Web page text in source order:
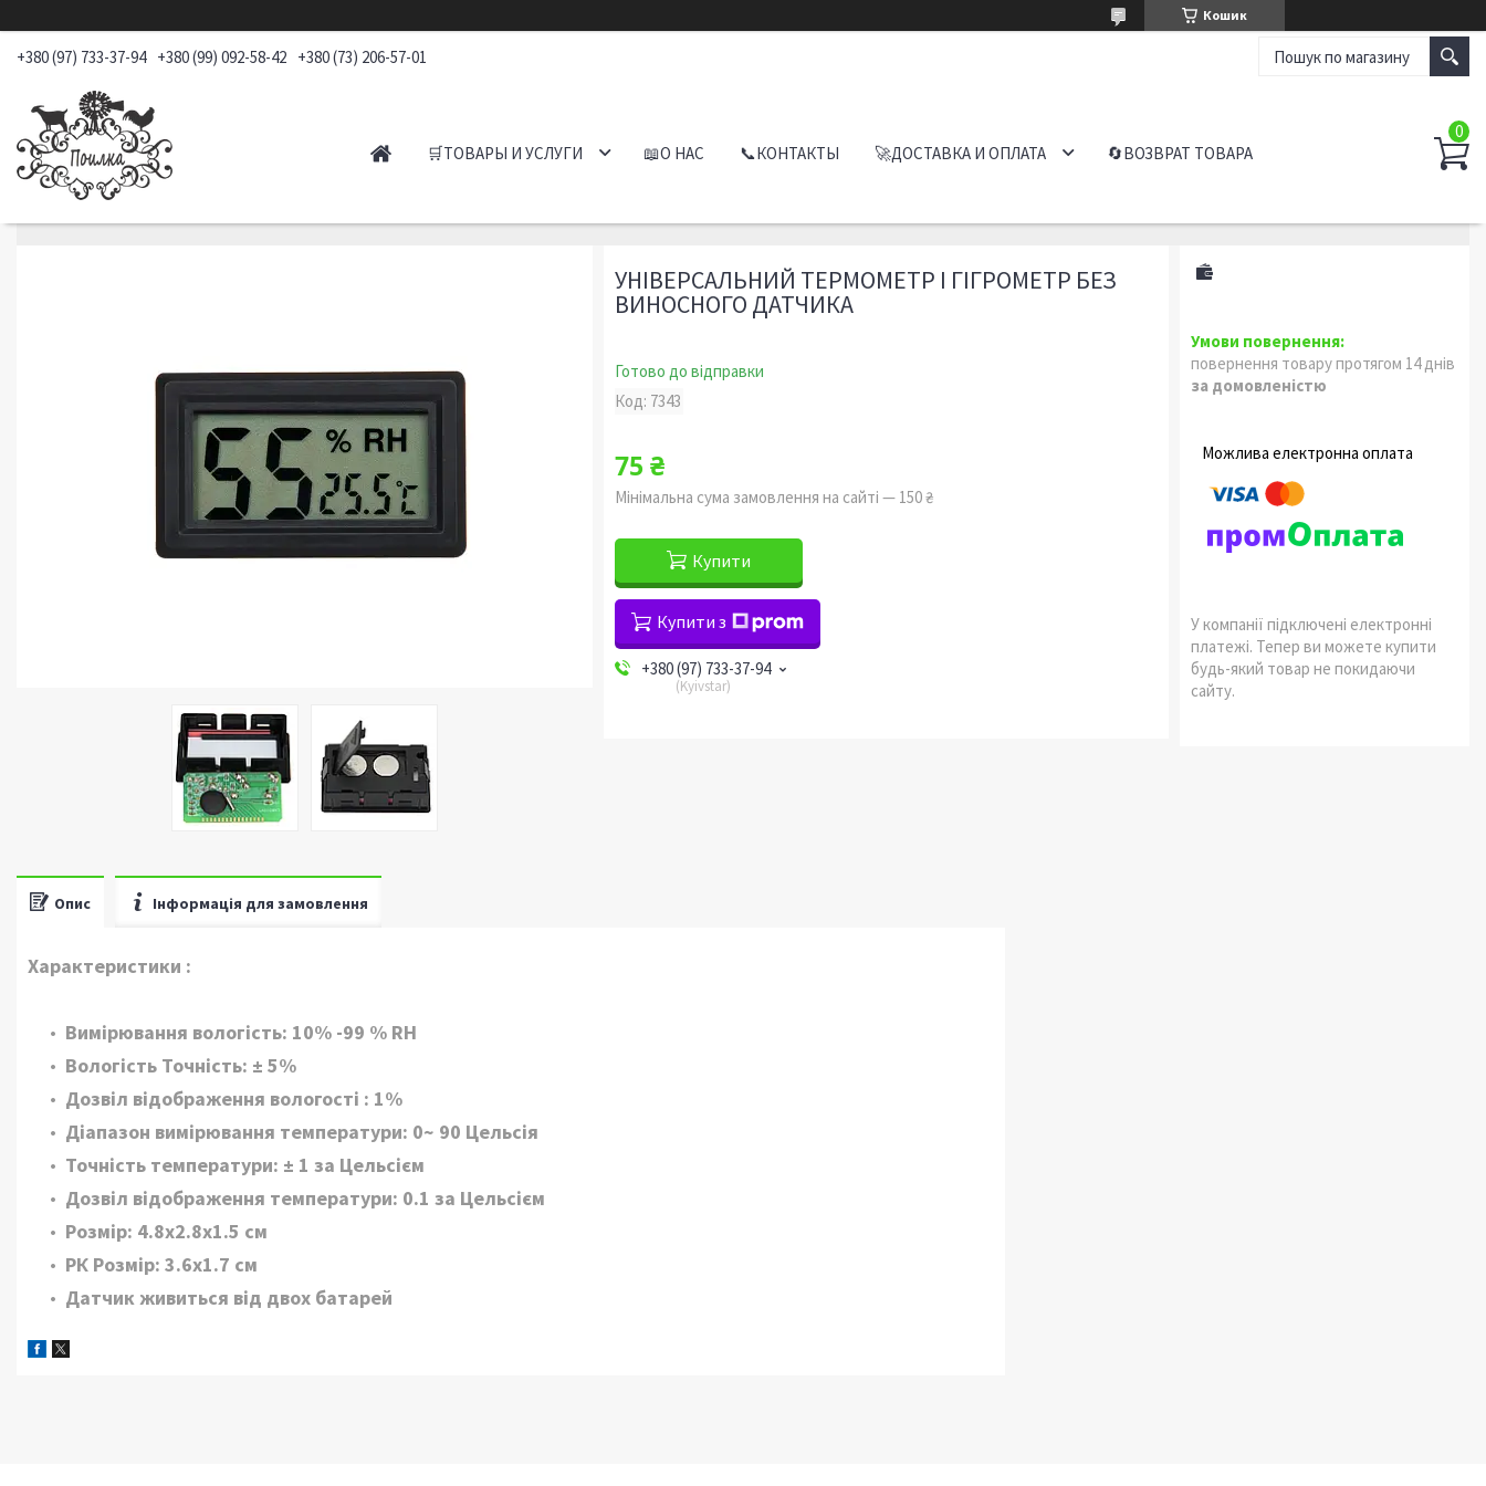
Кошик
+380 (97) 733-37-94 +380 (99) 092-58-42 +380 (73) 206-57-01
🛒ТОВАРЫ И УСЛУГИ 📖О НАС 📞КОНТАКТЫ 🚀ДОСТАВКА И ОПЛАТА 🔄ВОЗВРАТ ТОВАРА
УНІВЕРСАЛЬНИЙ ТЕРМОМЕТР І ГІГРОМЕТР БЕЗ
ВИНОСНОГО ДАТЧИКА
Готово до відправки
Код: 7343
75 ₴
Мінімальна сума замовлення на сайті — 150 ₴
Купити
Купити з
+380 (97) 733-37-94
Kyivstar
повернення товару протягом 14 днів
за домовленістю
У компанії підключені електронні
платежі. Тепер ви можете купити
будь-який товар не покидаючи
сайту.
Опис Інформація для замовлення
Характеристики :
Вимірювання вологість: 10% -99 % RH
Вологість Точність: ± 5%
Дозвіл відображення вологості : 1%
Діапазон вимірювання температури: 0~ 90 Цельсія
Точність температури: ± 1 за Цельсієм
Дозвіл відображення температури: 0.1 за Цельсієм
Розмір: 4.8x2.8x1.5 см
РК Розмір: 3.6x1.7 см
Датчик живиться від двох батарей